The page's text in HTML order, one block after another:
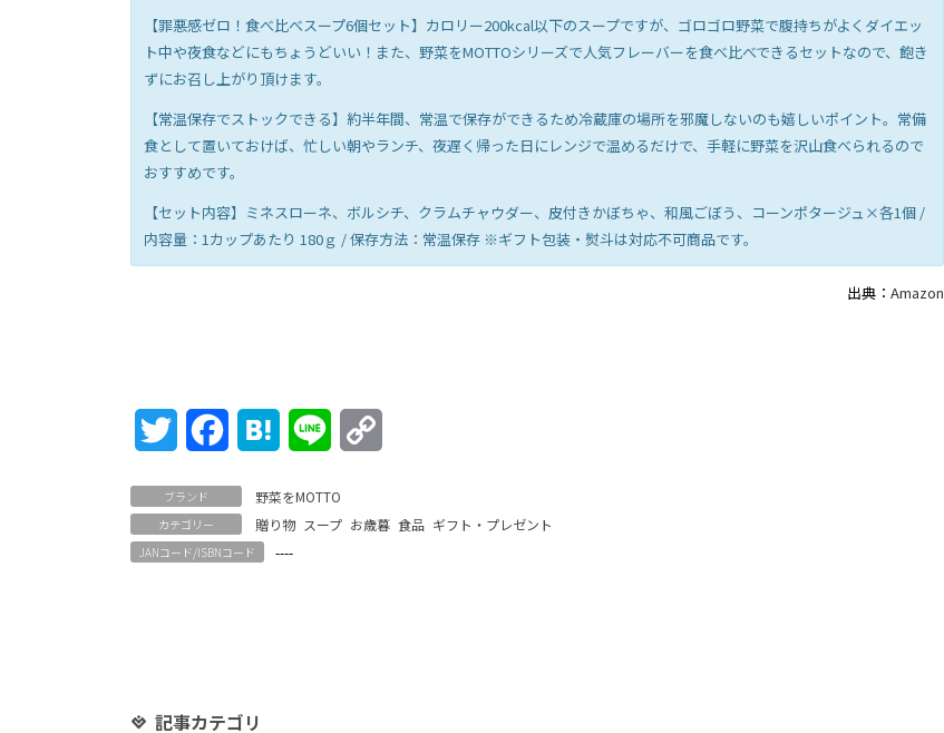
【罪悪感ゼロ！食べ比べスープ6個セット】カロリー200kcal以下のスープですが、ゴロゴロ野菜で腹持ちがよくダイエッ
ト中や夜食などにもちょうどいい！また、野菜をMOTTOシリーズで人気フレーバーを食べ比べできるセットなので、飽き
ずにお召し上がり頂けます。
【常温保存でストックできる】約半年間、常温で保存ができるため冷蔵庫の場所を邪魔しないのも嬉しいポイント。常備
食として置いておけば、忙しい朝やランチ、夜遅く帰った日にレンジで温めるだけで、手軽に野菜を沢山食べられるので
おすすめです。
【セット内容】ミネスローネ、ボルシチ、クラムチャウダー、皮付きかぼちゃ、和風ごぼう、コーンポタージュ×各1個 /
内容量：1カップあたり 180ｇ / 保存方法：常温保存 ※ギフト包装・熨斗は対応不可商品です。
出典： Amazon
Twitter FacebookHatena Line
ブランド 野菜をMOTTO
カテゴリー 贈り物 スープ お歳暮 食品 ギフト・プレゼント
JANコード/ISBNコード ----
記事カテゴリ